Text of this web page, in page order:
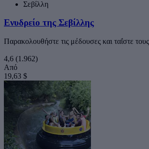
Σεβίλλη
Ενυδρείο της Σεβίλλης
Παρακολουθήστε τις μέδουσες και ταΐστε
4,6 (1.962)
Από
19,63 $